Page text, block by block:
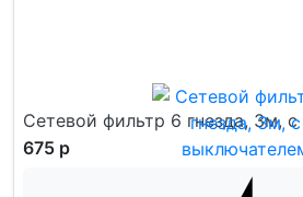
Сетевой фильтр 6 гнезда, 3м,
675 р